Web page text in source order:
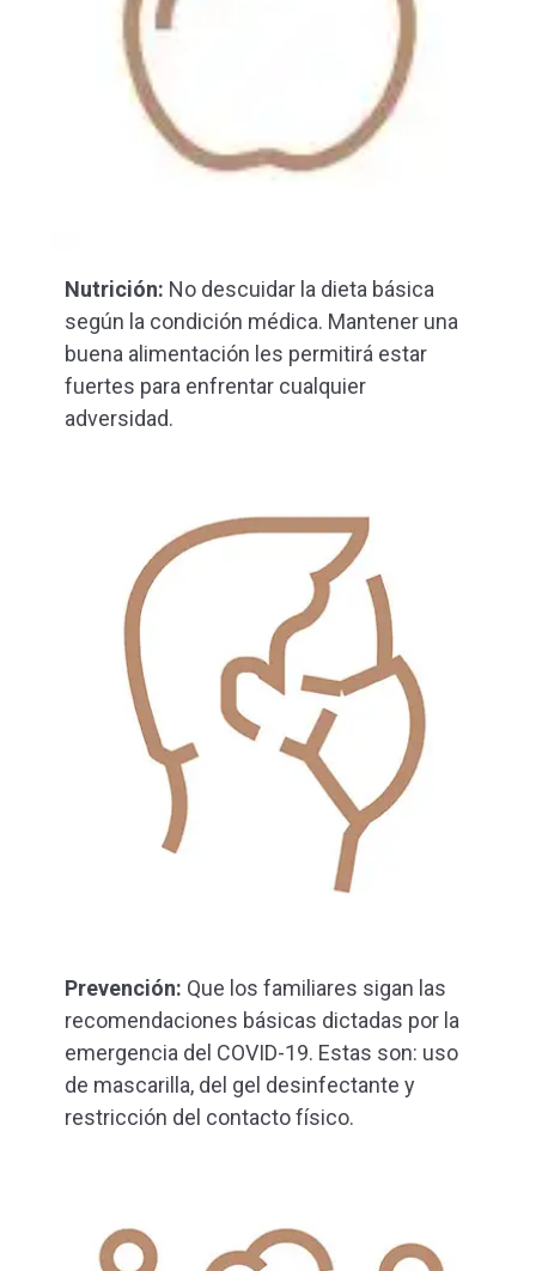
Nutrición: No descuidar la dieta básica
según la condición médica. Mantener una
buena alimentación les permitirá estar
fuertes para enfrentar cualquier
adversidad.
Prevención: Que los familiares sigan las
recomendaciones básicas dictadas por la
emergencia del COVID-19. Estas son: uso
de mascarilla, del gel desinfectante y
restricción del contacto físico.